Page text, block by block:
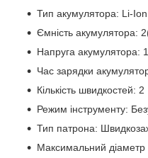
Тип акумулятора: Li-Ion
Ємність акумулятора:
Напруга акумулятора:
Час зарядки
Кількість швидкостей: 2
Режим інструменту:
Тип патрона:
Максимальний